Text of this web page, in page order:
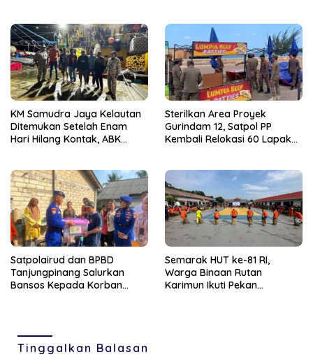
KM Samudra Jaya Kelautan
Ditemukan Setelah Enam
Hari Hilang Kontak, ABK
Sterilkan Area Proyek
Gurindam 12, Satpol PP
Kembali Relokasi 60 Lapak
Satpolairud dan BPBD
Tanjungpinang Salurkan
Bansos Kepada Korban
Semarak HUT ke-81 RI,
Warga Binaan Rutan
Karimun Ikuti Pekan
Tinggalkan Balasan